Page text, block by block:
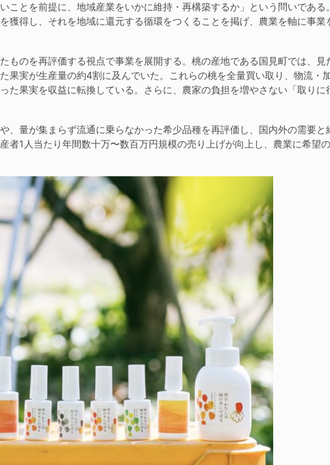
ことを前提に、地域産業をいかに維持・再構築するか」という問いである
獲得し、それを地域に還元する循環をつくることを掲げ、農業を軸に事業
ものを再評価する視点で事業を展開する。桃の産地である国見町では、見
果実が生産量の約4割に及んでいた。これらの桃を全量買い取り、物流・
た果実を収益に転換している。さらに、農家の負担を増やさない「取りに
、量が集まらず流通に乗らなかった希少品種を再評価し、国内外の需要と
者1人当たり年間数十万〜数百万円規模の売り上げが向上し、農業に希望